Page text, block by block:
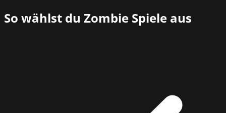
So wählst du Zombie Spiele aus